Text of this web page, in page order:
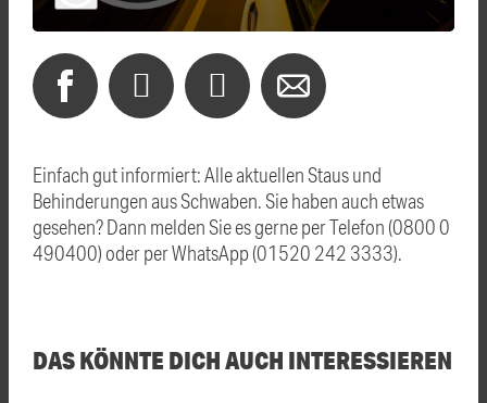
Einfach gut informiert: Alle aktuellen Staus und
Behinderungen aus Schwaben. Sie haben auch etwas
gesehen? Dann melden Sie es gerne per Telefon (0800 0
490400) oder per WhatsApp (01520 242 3333).
DAS KÖNNTE DICH AUCH INTERESSIEREN